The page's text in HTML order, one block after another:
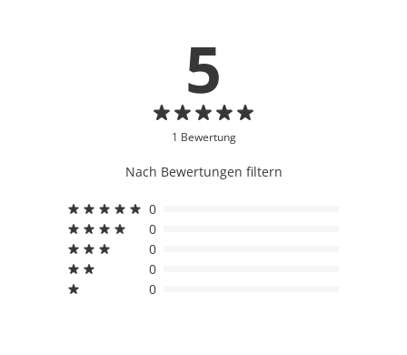
5
1 Bewertung
Nach Bewertungen filtern
0
0
0
0
0